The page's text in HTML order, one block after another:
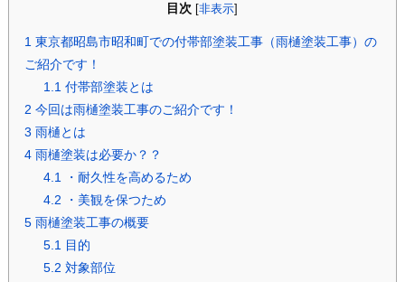
目次 [非表示
1東京都昭島市昭和町での付帯部塗装工事（雨樋塗装工事）の
ご紹介です！
1.1付帯部塗装とは
2 今回は雨樋塗装工事のご紹介です！
3 雨樋とは
4雨樋塗装は必要か？？
4.1・耐久性を高めるため
4.2 ・美観を保つため
5雨樋塗装工事の概要
5.1目的
5.2 対象部位